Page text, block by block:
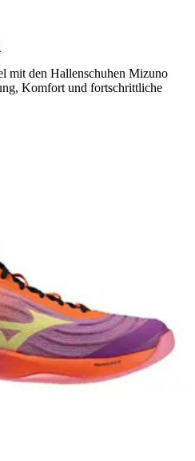
mit den Hallenschuhen Mizuno
Komfort und fortschrittliche